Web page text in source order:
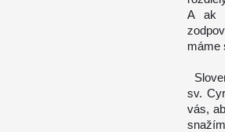
A ak
máme
sv.
vás,